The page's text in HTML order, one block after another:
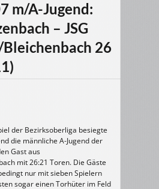
m/A-Jugend:
– JSG
26
der Bezirksoberliga besiegte
die männliche A-Jugend der
Gast aus
mit 26:21 Toren. Die Gäste
nur mit sieben Spielern
sogar einen Torhüter im Feld